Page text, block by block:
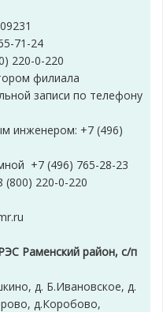
71-24
220-0-220
филиала
записи по телефону
инженером: +7 (496)
+7 (496) 765-28-23
220-0-220
Раменский район, с/п
д. Б.Ивановское, д.
д.Коробово,